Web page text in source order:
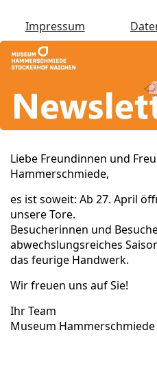
Impressum
Liebe Freundinnen und
Hammerschmiede,
es ist soweit: Ab 27. April
unsere Tore.
Besucherinnen und
abwechslungsreiches
das feurige Handwerk.
Wir freuen uns auf Sie!
Ihr Team
Museum